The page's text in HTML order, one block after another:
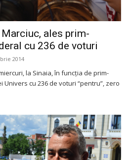
ales prim-
cu 236 de voturi
2014
la Sinaia, în funcţia de prim-
cu 236 de voturi “pentru”, zero